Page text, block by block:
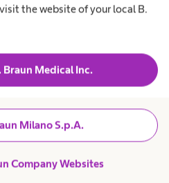
the website of your local B.
Braun Medical Inc.
Milano S.p.A.
Company Websites
agricoli
per
il futuro.
volta non
anche il